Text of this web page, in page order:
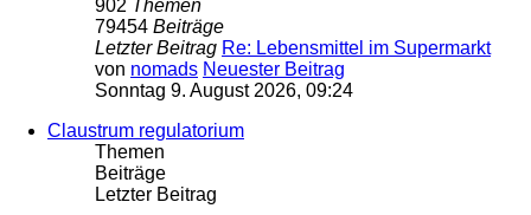
902 Themen
79454 Beiträge
Letzter Beitrag Re: Lebensmittel im Supermarkt
von nomads Neuester Beitrag
Sonntag 9. August 2026, 09:24
Claustrum regulatorium
Themen
Beiträge
Letzter Beitrag